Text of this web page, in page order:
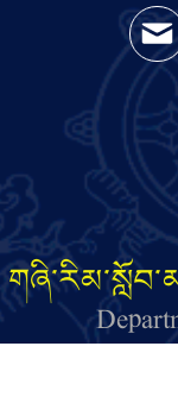
Skip to main content